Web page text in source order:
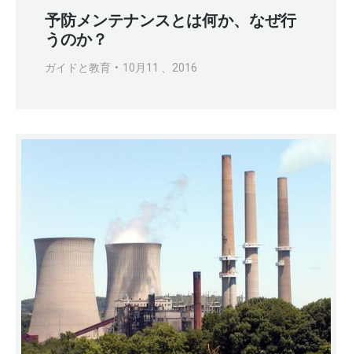
予防メンテナンスとは何か、なぜ行
うのか？
ガイドと教育 10月11 、2016